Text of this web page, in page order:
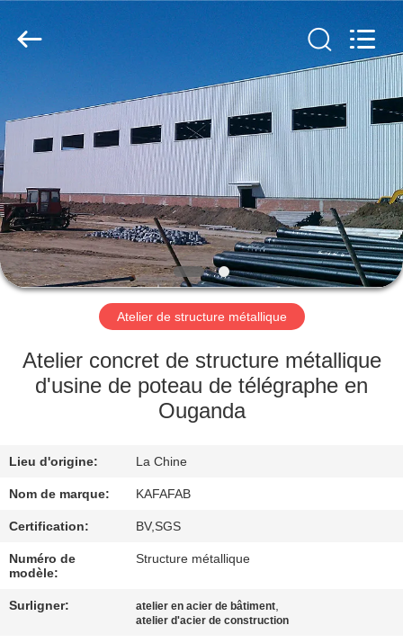
ACCUEIL
PRODUITS
VIDÉOS
SPECTACLE
DE
RÉALITÉ
VIRTUELLE
DE
NOUS
VISITE
DE
L'USINE
KaFa
Fabrication
Co.,
Atelier de structure métallique
Atelier concret de structure métallique
d'usine de poteau de télégraphe en
Ouganda
Lieu d'origine: La Chine
Nom de marque: KAFAFAB
Certification: BV,SGS
Numéro de
modèle:
Structure métallique
Surligner: atelier en acier de bâtiment,
atelier d'acier de construction